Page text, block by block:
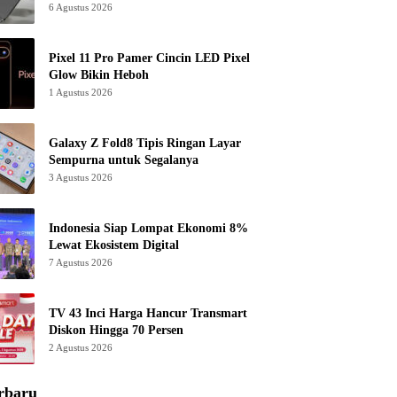
6 Agustus 2026
Pixel 11 Pro Pamer Cincin LED Pixel
Glow Bikin Heboh
1 Agustus 2026
Galaxy Z Fold8 Tipis Ringan Layar
Sempurna untuk Segalanya
3 Agustus 2026
Indonesia Siap Lompat Ekonomi 8%
Lewat Ekosistem Digital
7 Agustus 2026
TV 43 Inci Harga Hancur Transmart
Diskon Hingga 70 Persen
2 Agustus 2026